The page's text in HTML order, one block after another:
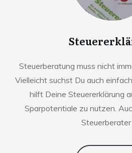
Steuerberatung muss nicht
Vielleicht suchst Du auch
hilft Deine Steuererklärung
Sparpotentiale zu nutzen.
Steuerberater